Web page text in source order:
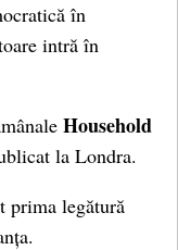
în
intră în
Household
la Londra.
prima legătură